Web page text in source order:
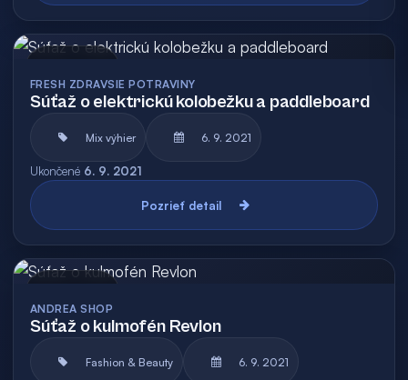
FRESH ZDRAVSIE POTRAVINY
Súťaž o elektrickú kolobežku a paddleboard
Mix výhier 6. 9. 2021
Ukončené 6. 9. 2021
Pozrieť detail
ANDREA SHOP
Súťaž o kulmofén Revlon
Fashion & Beauty 6. 9. 2021